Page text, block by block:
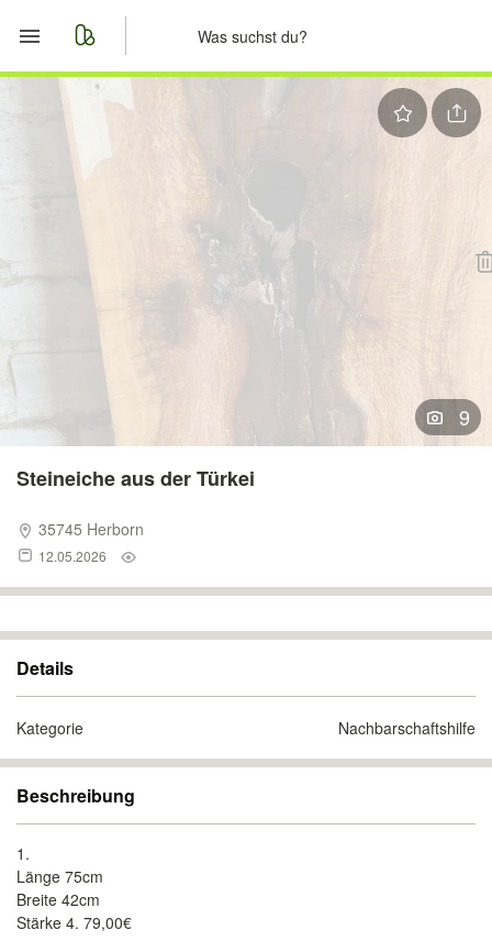
Nachrichten
Anzeige aufgeben
9
Steineiche aus der Türkei
35745 Herborn
12.05.2026
Details
Kategorie Nachbarschaftshilfe
Beschreibung
1.
Länge 75cm
Breite 42cm
Stärke 4. 79,00€